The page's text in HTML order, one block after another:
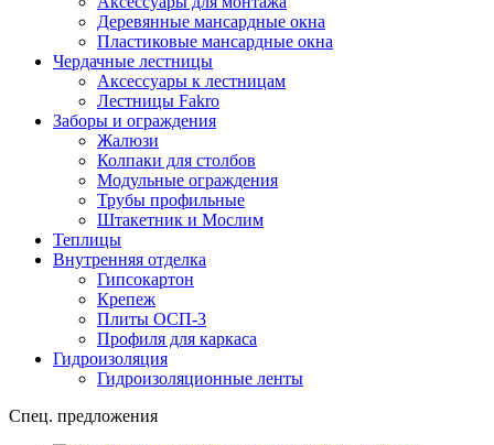
Деревянные мансардные окна
Пластиковые мансардные окна
Чердачные лестницы
Аксессуары к лестницам
Лестницы Fakro
Заборы и ограждения
Жалюзи
Колпаки для столбов
Модульные ограждения
Трубы профильные
Штакетник и Мослим
Теплицы
Внутренняя отделка
Гипсокартон
Крепеж
Плиты ОСП-3
Профиля для каркаса
Гидроизоляция
Гидроизоляционные ленты
Спец. предложения